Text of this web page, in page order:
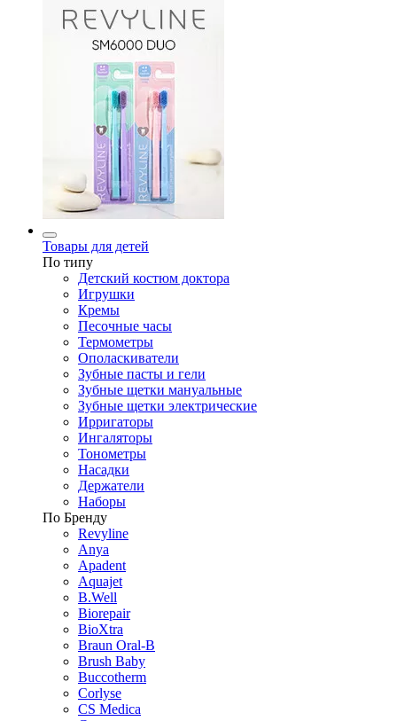
Товары для детей
По типу
Детский костюм доктора
Игрушки
Кремы
Песочные часы
Термометры
Ополаскиватели
Зубные пасты и гели
Зубные щетки мануальные
Зубные щетки электрические
Ирригаторы
Ингаляторы
Тонометры
Насадки
Держатели
Наборы
По Бренду
Revyline
Anya
Apadent
Aquajet
B.Well
Biorepair
BioXtra
Braun Oral-B
Brush Baby
Buccotherm
Corlyse
CS Medica